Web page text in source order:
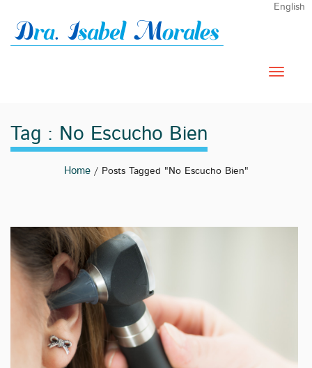
English
Tag : No Escucho Bien
Home/ Posts Tagged "no Escucho Bien"